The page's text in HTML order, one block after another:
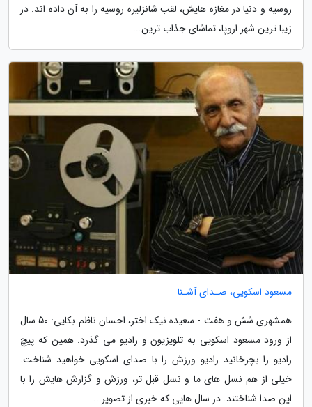
روسیه و دنیا در مغازه هایش، لقب شانزلیره روسیه را به آن داده اند. در
زیبا ترین شهر اروپا، تماشای جذاب ترین...
مسعود اسکویی، صـدای آشـنا
همشهری شش و هفت - سعیده نیک اختر، احسان ناظم بکایی: 50 سال
از ورود مسعود اسکویی به تلویزیون و رادیو می گذرد. همین که پیچ
رادیو را بچرخانید رادیو ورزش را با صدای اسکویی خواهید شناخت.
خیلی از هم نسل های ما و نسل قبل تر، ورزش و گزارش هایش را با
این صدا شناختند. در سال هایی که خبری از تصویر...